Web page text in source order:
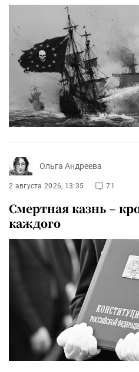
Ольга Андреева
2 августа 2026, 13:35 71
Смертная казнь –
каждого